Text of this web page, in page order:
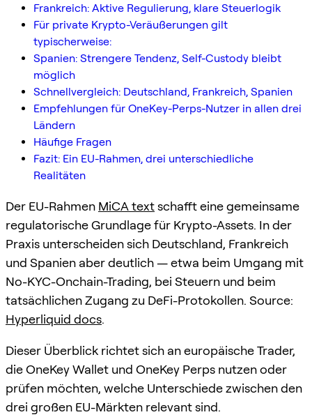
Frankreich: Aktive Regulierung, klare Steuerlogik
Für private Krypto-Veräußerungen gilt
typischerweise:
Spanien: Strengere Tendenz, Self-Custody bleibt
möglich
Schnellvergleich: Deutschland, Frankreich, Spanien
Empfehlungen für OneKey-Perps-Nutzer in allen drei
Ländern
Häufige Fragen
Fazit: Ein EU-Rahmen, drei unterschiedliche
Realitäten
Der EU-Rahmen MiCA textschafft eine gemeinsame
regulatorische Grundlage für Krypto-Assets. In der
Praxis unterscheiden sich Deutschland, Frankreich
und Spanien aber deutlich — etwa beim Umgang mit
No-KYC-Onchain-Trading, bei Steuern und beim
tatsächlichen Zugang zu DeFi-Protokollen. Source:
Hyperliquid docs.
Dieser Überblick richtet sich an europäische Trader,
die OneKey Wallet und OneKey Perps nutzen oder
prüfen möchten, welche Unterschiede zwischen den
drei großen EU-Märkten relevant sind.